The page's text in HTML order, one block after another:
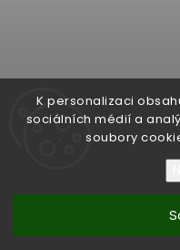
K personalizaci
sociálních médií a
soubory